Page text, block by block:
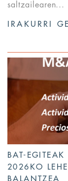
saltzailearen...
IRAKURRI
BAT-
2026KO
BALANTZEA